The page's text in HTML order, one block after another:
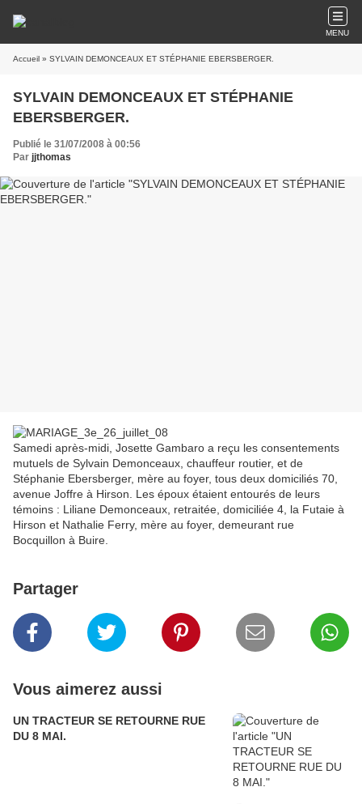
MENU
Accueil » SYLVAIN DEMONCEAUX ET STÉPHANIE EBERSBERGER.
SYLVAIN DEMONCEAUX ET STÉPHANIE
EBERSBERGER.
Publié le 31/07/2008 à 00:56
Par jjthomas
Samedi après-midi, Josette Gambaro a reçu les consentements
mutuels de Sylvain Demonceaux, chauffeur routier, et de
Stéphanie Ebersberger, mère au foyer, tous deux domiciliés 70,
avenue Joffre à Hirson. Les époux étaient entourés de leurs
témoins : Liliane Demonceaux, retraitée, domiciliée 4, la Futaie à
Hirson et Nathalie Ferry, mère au foyer, demeurant rue
Bocquillon à Buire.
Partager
Vous aimerez aussi
UN TRACTEUR SE RETOURNE RUE
DU 8 MAI.